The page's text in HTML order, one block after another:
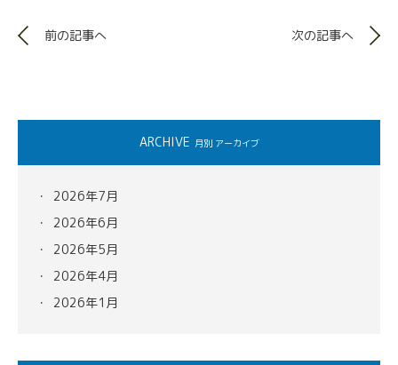
前の記事へ 次の記事へ
ARCHIVE 月別 アーカイブ
2026年7月
2026年6月
2026年5月
2026年4月
2026年1月